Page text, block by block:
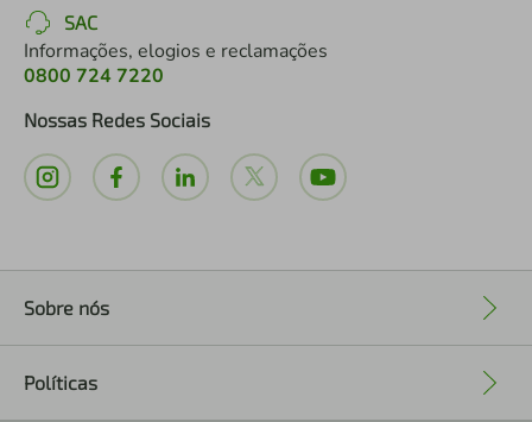
SAC
Informações, elogios e reclamações
0800 724 7220
Nossas Redes Sociais
Sobre nós
Políticas